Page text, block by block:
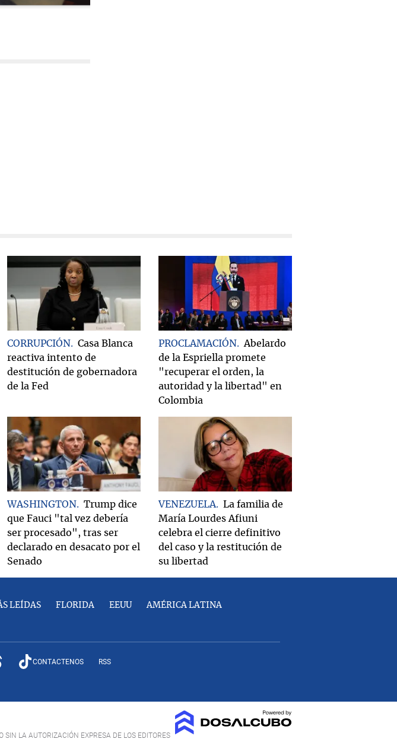
CORRUPCIÓN
Casa Blanca
reactiva intento de
destitución de gobernadora
de la Fed
PROCLAMACIÓN
Abelardo
de la Espriella promete
"recuperar el orden, la
autoridad y la libertad" en
Colombia
WASHINGTON
Trump dice
que Fauci "tal vez debería
ser procesado", tras ser
declarado en desacato por el
Senado
VENEZUELA
La familia de
María Lourdes Afiuni
celebra el cierre definitivo
del caso y la restitución de
su libertad
LEÍDAS FLORIDA EEUU AMÉRICA LATINA
CONTACTENOS RSS
SIN LA AUTORIZACIÓN EXPRESA DE LOS EDITORES